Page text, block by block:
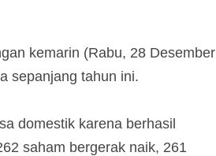
kemarin (Rabu, 28 Desember
sepanjang tahun ini.
domestik karena berhasil
saham bergerak naik, 261